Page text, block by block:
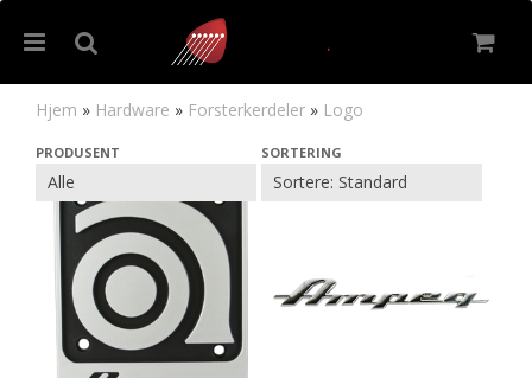
Hjem » Hardware » Forsterkerdeler » Logo
PRODUSENT SORTERING
Logo